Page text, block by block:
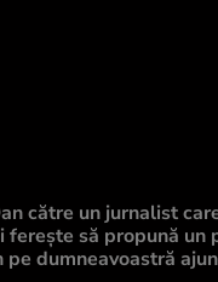
către un jurnalist
ferește să propună un
pe dumneavoastră